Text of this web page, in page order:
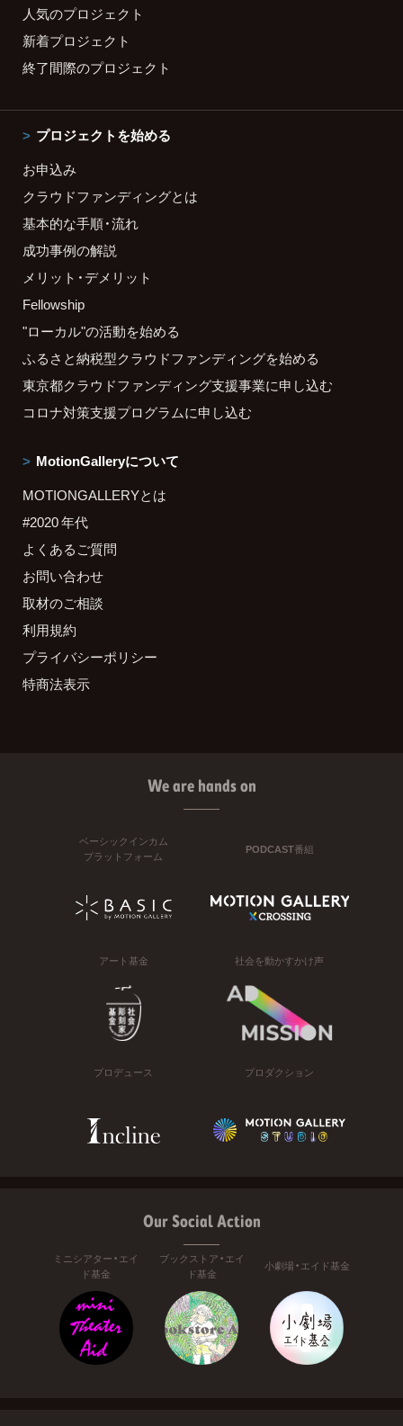
人気のプロジェクト
新着プロジェクト
終了間際のプロジェクト
プロジェクトを始める
お申込み
クラウドファンディングとは
基本的な手順・流れ
成功事例の解説
メリット・デメリット
Fellowship
"ローカル"の活動を始める
ふるさと納税型クラウドファンディングを始める
東京都クラウドファンディング支援事業に申し込む
コロナ対策支援プログラムに申し込む
MotionGalleryについて
MOTIONGALLERYとは
#2020 年代
よくあるご質問
お問い合わせ
取材のご相談
利用規約
プライバシーポリシー
特商法表示
We are hands on
ベーシックインカム
プラットフォーム
PODCAST番組
アート基金 社会を動かすかけ声
プロデュース プロダクション
Our Social Action
ミニシアター・エイ
ド基金
ブックストア・エイ
ド基金
小劇場・エイド基金